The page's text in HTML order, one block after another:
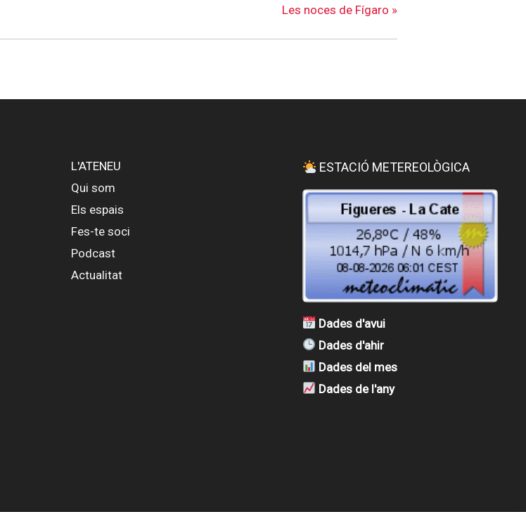
Les noces de Fígaro »
L'ATENEU
Qui som
Els espais
Fes-te soci
Podcast
Actualitat
ESTACIÓ METEREOLÒGICA
Dades d'avui
Dades d'ahir
Dades del mes
Dades de l'any